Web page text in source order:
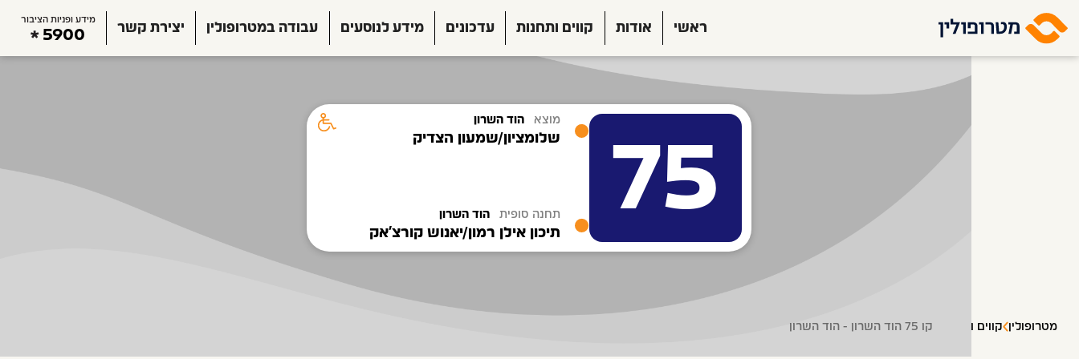
ראשי אודות קווים ותחנות עדכונים מידע לנוסעים עבודה במטרופולין יצירת קשר
מידע ופניות הציבור
5900
75
מוצא הוד השרון
שלומציון/שמעון הצדיק
תחנה סופית הוד השרון
תיכון אילן רמון/יאנוש קורצ'אק
מטרופולין קווים ותחנות קו 75 הוד השרון - הוד השרון